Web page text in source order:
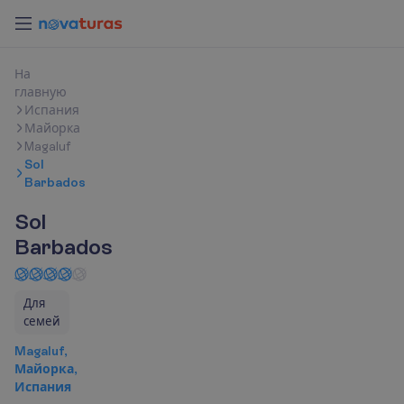
На
главную
Испания
Майорка
Magaluf
Sol
Barbados
Sol
Barbados
Для
семей
Magaluf,
Майорка,
Испания